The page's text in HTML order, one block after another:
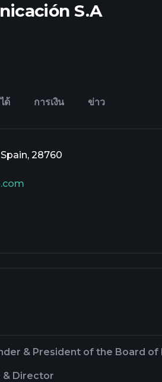
S.A
ด้ การเงิน ข่าว
28760
& President of the Board
& Director